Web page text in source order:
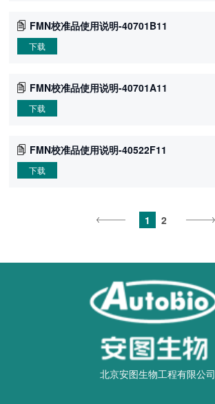
FMN校准品使用说明-40701B11
下载
FMN校准品使用说明-40701A11
下载
FMN校准品使用说明-40522F11
下载
1 2
北京安图生物工程有限公司